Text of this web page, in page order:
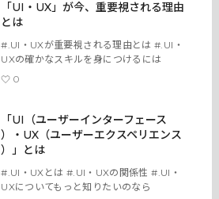
「UI・UX」が今、重要視される理由
とは
#.UI・UXが重要視される理由とは #.UI・
UXの確かなスキルを身につけるには
0
「UI（ユーザーインターフェース
）・UX（ユーザーエクスペリエンス
）」とは
#.UI・UXとは #.UI・UXの関係性 #.UI・
UXについてもっと知りたいのなら